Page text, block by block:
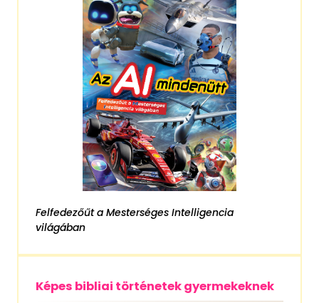
Felfedezőűt a Mesterséges Intelligencia
világában
Képes bibliai történetek gyermekeknek